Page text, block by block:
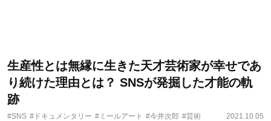
生産性とは無縁に生きた天才芸術家が幸せであ
り続けた理由とは？ SNSが発掘した才能の軌
跡
#SNS #ドキュメンタリー #ミールアート #今井次郎 #芸術 2021.10.05